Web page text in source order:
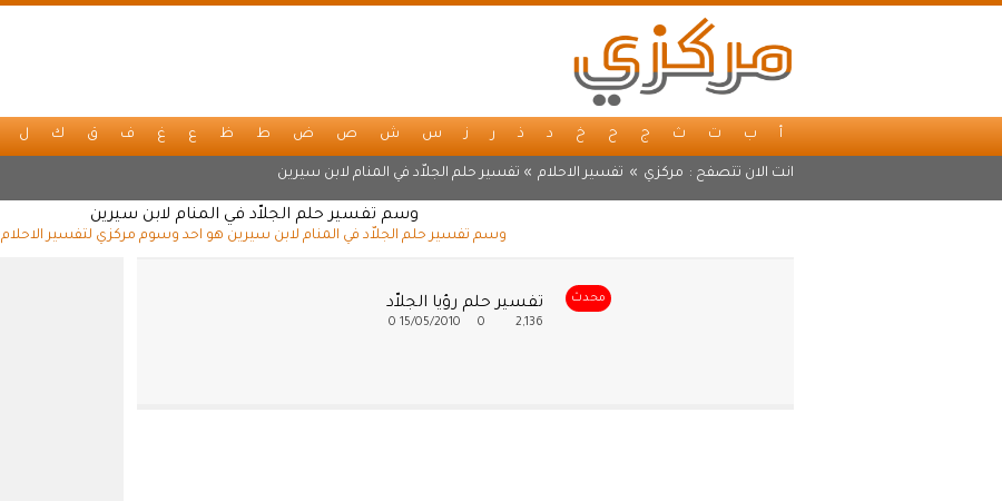
أ ب ت ث ج ح خ د ذ ر ز س ش ص ض ط ظ ع غ ف ق ك ل
انت الان تتصفح : مركزي » تفسير الاحلام » تفسير حلم الجلاّد في المنام لابن سيرين
وسم تفسير حلم الجلاّد في المنام لابن سيرين
وسم تفسير حلم الجلاّد في المنام لابن سيرين هو احد وسوم مركزي لتفسير الاحلام
محدث تفسير حلم رؤيا الجلاّد
2,136
15/05/2010
0